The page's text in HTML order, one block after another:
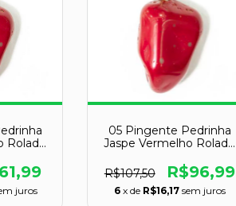
Rolado
juros
05 Pingente Pedrinha
Jaspe Vermelho Rolado
Prata 950 Atacado
R$107,50 R$96,99
6 x de R$16,17 sem juros